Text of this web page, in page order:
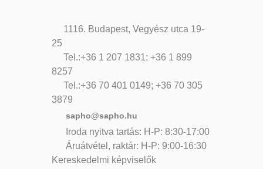
1116. Budapest, Vegyész utca 19-
25
Tel.:+36 1 207 1831; +36 1 899
8257
Tel.:+36 70 401 0149; +36 70 305
3879
sapho@sapho.hu
Iroda nyitva tartás: H-P: 8:30-17:00
Áruátvétel, raktár: H-P: 9:00-16:30
Kereskedelmi képviselők